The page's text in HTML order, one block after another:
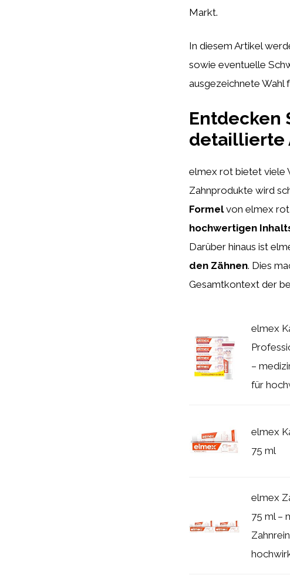
Markt.
In diesem Artikel
sowie eventuelle
ausgezeichnete Wahl
Entdecken
detaillierte
elmex rot bietet viele
Zahnprodukte wird
Formelvon elmex rot
hochwertigen
Darüber hinaus ist
den Zähnen. Dies
Gesamtkontext der
elmex
–
für
elmex
75 ml
elmex
75 ml –